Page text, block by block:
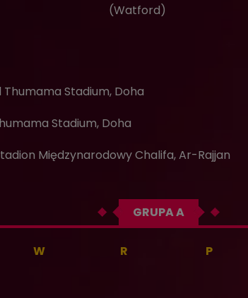
(Watford)
Thumama Stadium, Doha
Stadium, Doha
Międzynarodowy Chalifa, Ar-Rajjan
GRUPA A
W R P